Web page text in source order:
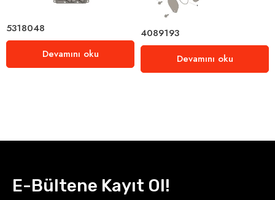
5318048
Devamını oku
4089193
Devamını oku
E-Bültene Kayıt Ol!